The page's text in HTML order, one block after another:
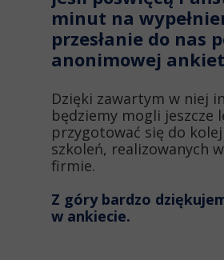
minut na
przesłanie do nas
anonimowej
Dzięki zawartym w niej
będziemy mogli jeszcze
przygotować się do
szkoleń, realizowanych
firmie.
Z góry bardzo
w ankiecie.